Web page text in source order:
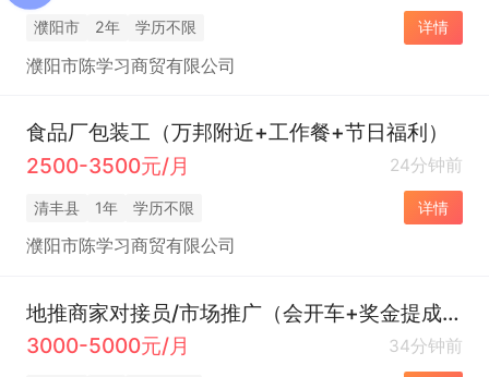
濮阳市 2年 学历不限 详情
濮阳市陈学习商贸有限公司
食品厂包装工（万邦附近+工作餐+节日福利）
2500-3500元/月
24分钟前
清丰县 1年 学历不限 详情
濮阳市陈学习商贸有限公司
地推商家对接员/市场推广（会开车+奖金提成+白班+工作简单）
3000-5000元/月
34分钟前